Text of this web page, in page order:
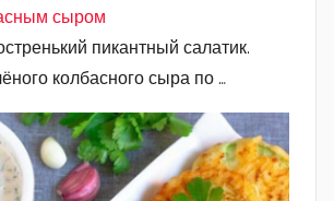
сыром
пикантный салатик.
колбасного сыра по …